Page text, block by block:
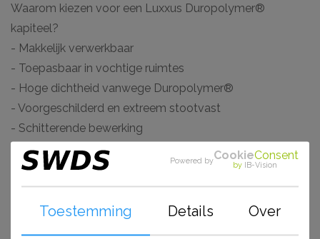
Waarom kiezen voor een Luxxus Duropolymer®
kapiteel?
- Makkelijk verwerkbaar
- Toepasbaar in vochtige ruimtes
- Hoge dichtheid vanwege Duropolymer®
- Voorgeschilderd en extreem stootvast
- Schitterende bewerking
Gerelateerde
artikelen
Powered byCookieConsent
by IB-Vision
Toestemming Details Over